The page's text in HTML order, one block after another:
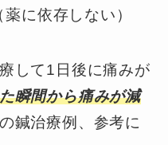
に依存しない）
して1日後に痛みが
瞬間から痛みが減
鍼治療例、参考に